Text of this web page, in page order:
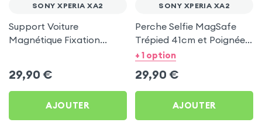
SONY XPERIA XA2
Support Voiture
Magnétique Fixation
29,90 €
AJOUTER
SONY XPERIA XA2
Perche Selfie MagSafe
Trépied 41cm et Poignée
Grip - Noir pour Sony
+ 1 option
29,90 €
AJOUTER